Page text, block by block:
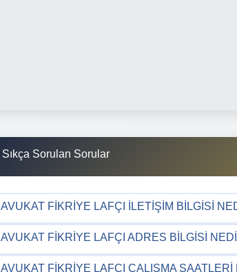
Sıkça Sorulan Sorular
AVUKAT FIKRIYE LAFÇI İLETIŞIM BILGISI
AVUKAT FIKRIYE LAFÇI ADRES BILGISI
AVUKAT FIKRIYE LAFÇI ÇALIŞMA SAATLERI